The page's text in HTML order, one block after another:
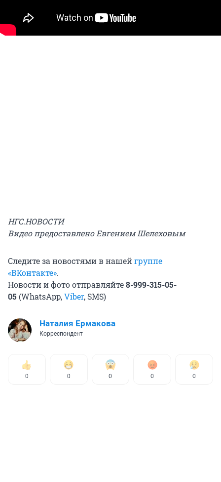
НГС.НОВОСТИ
Видео предоставлено Евгением Шелеховым
Следите за новостями в нашейгруппе
«ВКонтакте».
Новости и фото отправляйте8-999-315-05-
05 (WhatsApp,Viber, SMS)
Наталия Ермакова
Корреспондент
0 0 0 0 0